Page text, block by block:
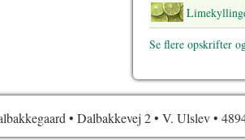
Se flere opskrifter
• Dalbakkevej 2 • V. Ulslev •